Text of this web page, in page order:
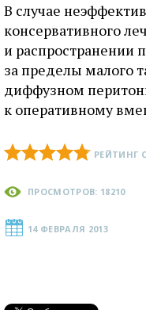
В случае
консервативного
и распространении
за пределы малого
диффузном
к оперативному
РЕЙТИНГ
ПРОСМОТРОВ: 18210
14 ФЕВРАЛЯ 2013